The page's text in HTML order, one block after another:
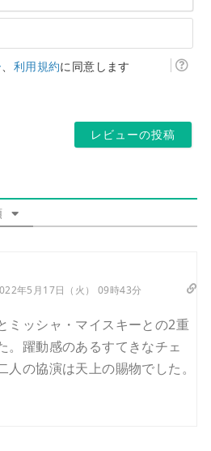
ア
ー
、 利用規約に同意します
年5月17日（火） 09時43分
ミッシャ・マイスキーとの2重
。躍動感のあるすてきなチェ
の協演は天上の賜物でした。